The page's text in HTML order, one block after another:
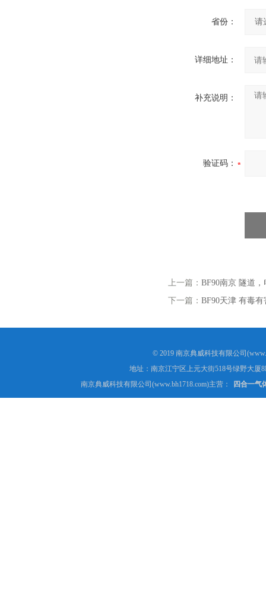
省份：
详细地址：
补充说明：
验证码：
上一篇： BF90南京 隧道
下一篇： BF90天津 有毒
© 2019 南京典威科技有限公司
地址：南京江宁区上元大街518号绿野大厦
南京典威科技有限公司(www.bh1718.com)主营：
四合一气